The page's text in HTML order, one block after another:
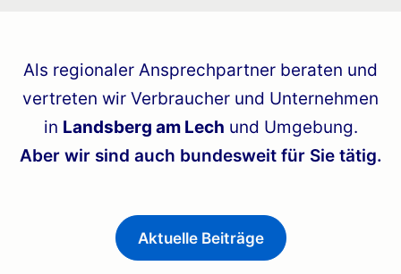
Als regionaler Ansprechpartner beraten und
vertreten wir Verbraucher und Unternehmen
in Landsberg am Lech und Umgebung.
Aber wir sind auch bundesweit für Sie tätig.
Aktuelle Beiträge